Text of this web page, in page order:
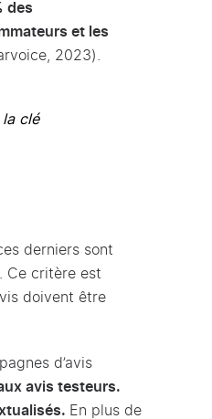
des
et les
2023).
clé
derniers sont
. Ce critère est
doivent être
d’avis
avis testeurs.
En plus de